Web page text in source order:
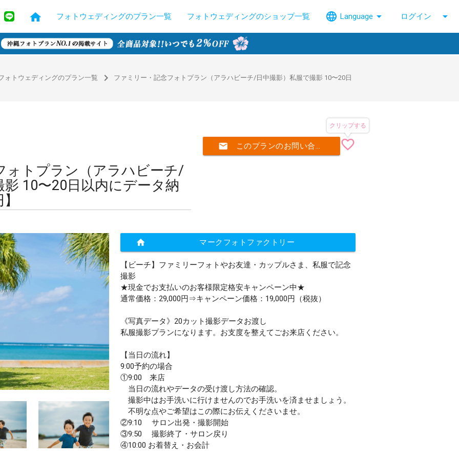
フォトウェディングのプラン一覧 フォトウェディングのショップ一覧 language Language arrow_drop_down ログイン arrow_drop_down
ォトウェディングのプラン一覧 navigate_next ファミリー・記念フォトプラン（アラハビーチ/日中撮影）私服で撮影 10〜20日
ォトプラン（アラハビーチ/
10〜20日以内にデータ納
mail このプランのお問い合わせ favorite_border
クリップする
home マークフォトファクトリー
【ビーチ】ファミリーフォトやお友達・カップルさま、私服で記念
撮影
★現金でお支払いのお客様限定格安キャンペーン中★
通常価格：29,000円⇒キャンペーン価格：19,000円（税抜）
《写真データ》20カット撮影データお渡し
私服撮影プランになります。お支度を整えてごお来店ください。
【当日の流れ】
9:00予約の場合
①9:00 来店
当日の流れやデータの受け渡し方法の確認。
撮影中はお手洗いに行けませんのでお手洗いを済ませましょう。
​不明な点やご希望はこの際にお伝えくださいませ。
②9:10 サロン出発・撮影開始
③9:50 撮影終了・サロン戻り
④10:00 お着替え・お会計